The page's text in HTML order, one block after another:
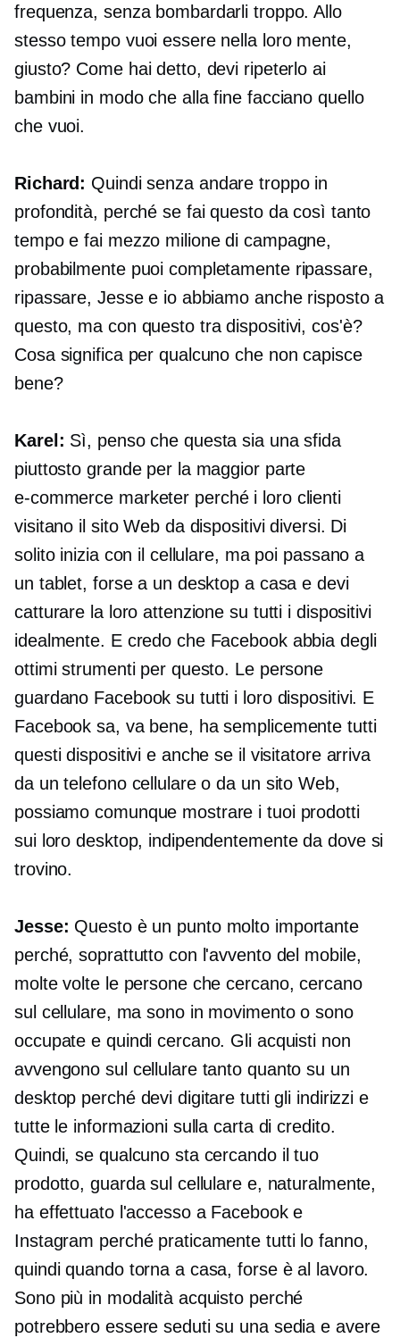
frequenza, senza bombardarli troppo. Allo
stesso tempo vuoi essere nella loro mente,
giusto? Come hai detto, devi ripeterlo ai
bambini in modo che alla fine facciano quello
che vuoi.
Richard: Quindi senza andare troppo in
profondità, perché se fai questo da così tanto
tempo e fai mezzo milione di campagne,
probabilmente puoi completamente ripassare,
ripassare, Jesse e io abbiamo anche risposto a
questo, ma con questo tra dispositivi, cos'è?
Cosa significa per qualcuno che non capisce
bene?
Karel: Sì, penso che questa sia una sfida
piuttosto grande per la maggior parte
e-commerce marketer perché i loro clienti
visitano il sito Web da dispositivi diversi. Di
solito inizia con il cellulare, ma poi passano a
un tablet, forse a un desktop a casa e devi
catturare la loro attenzione su tutti i dispositivi
idealmente. E credo che Facebook abbia degli
ottimi strumenti per questo. Le persone
guardano Facebook su tutti i loro dispositivi. E
Facebook sa, va bene, ha semplicemente tutti
questi dispositivi e anche se il visitatore arriva
da un telefono cellulare o da un sito Web,
possiamo comunque mostrare i tuoi prodotti
sui loro desktop, indipendentemente da dove si
trovino.
Jesse: Questo è un punto molto importante
perché, soprattutto con l'avvento del mobile,
molte volte le persone che cercano, cercano
sul cellulare, ma sono in movimento o sono
occupate e quindi cercano. Gli acquisti non
avvengono sul cellulare tanto quanto su un
desktop perché devi digitare tutti gli indirizzi e
tutte le informazioni sulla carta di credito.
Quindi, se qualcuno sta cercando il tuo
prodotto, guarda sul cellulare e, naturalmente,
ha effettuato l'accesso a Facebook e
Instagram perché praticamente tutti lo fanno,
quindi quando torna a casa, forse è al lavoro.
Sono più in modalità acquisto perché
potrebbero essere seduti su una sedia e avere